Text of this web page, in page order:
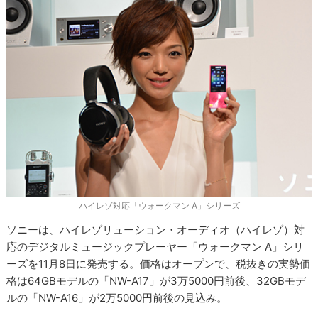
ハイレゾ対応「ウォークマン A」シリーズ
ソニーは、ハイレゾリューション・オーディオ（ハイレゾ）対
応のデジタルミュージックプレーヤー「ウォークマン A」シリ
ーズを11月8日に発売する。価格はオープンで、税抜きの実勢価
格は64GBモデルの「NW-A17」が3万5000円前後、32GBモデ
ルの「NW-A16」が2万5000円前後の見込み。